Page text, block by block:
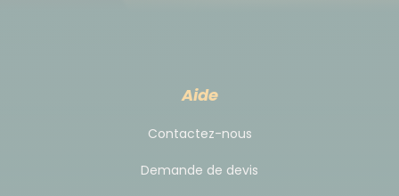
Aide
Contactez-nous
Demande de devis